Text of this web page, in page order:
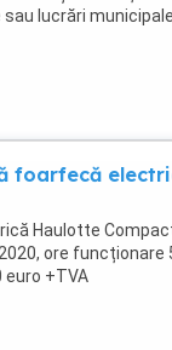
lucrări
foarfecă
Haulotte
ore funcționare
+TVA